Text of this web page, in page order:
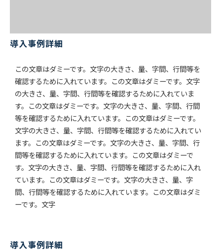
導入事例詳細
この文章はダミーです。文字の大きさ、量、字間、行間等を
確認するために入れています。この文章はダミーです。文字
の大きさ、量、字間、行間等を確認するために入れていま
す。この文章はダミーです。文字の大きさ、量、字間、行間
等を確認するために入れています。この文章はダミーです。
文字の大きさ、量、字間、行間等を確認するために入れてい
ます。この文章はダミーです。文字の大きさ、量、字間、行
間等を確認するために入れています。この文章はダミーで
す。文字の大きさ、量、字間、行間等を確認するために入れ
ています。この文章はダミーです。文字の大きさ、量、字
間、行間等を確認するために入れています。この文章はダミ
ーです。文字
導入事例詳細